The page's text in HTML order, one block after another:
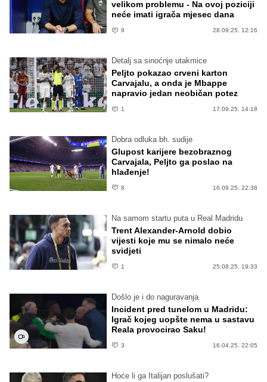
velikom problemu - Na ovoj poziciji
neće imati igrača mjesec dana
9 28.09.25. 12:16
Detalj sa sinoćnje utakmice
Peljto pokazao crveni karton
Carvajalu, a onda je Mbappe
napravio jedan neobičan potez
1 17.09.25. 14:18
Dobra odluka bh. sudije
Glupost karijere bezobraznog
Carvajala, Peljto ga poslao na
hlađenje!
8 16.09.25. 22:38
Na samom startu puta u Real Madridu
Trent Alexander-Arnold dobio
vijesti koje mu se nimalo neće
svidjeti
1 25.08.25. 19:33
Došlo je i do naguravanja
Incident pred tunelom u Madridu:
Igrač kojeg uopšte nema u sastavu
Reala provocirao Saku!
3 16.04.25. 22:05
Hoće li ga Italijan poslušati?